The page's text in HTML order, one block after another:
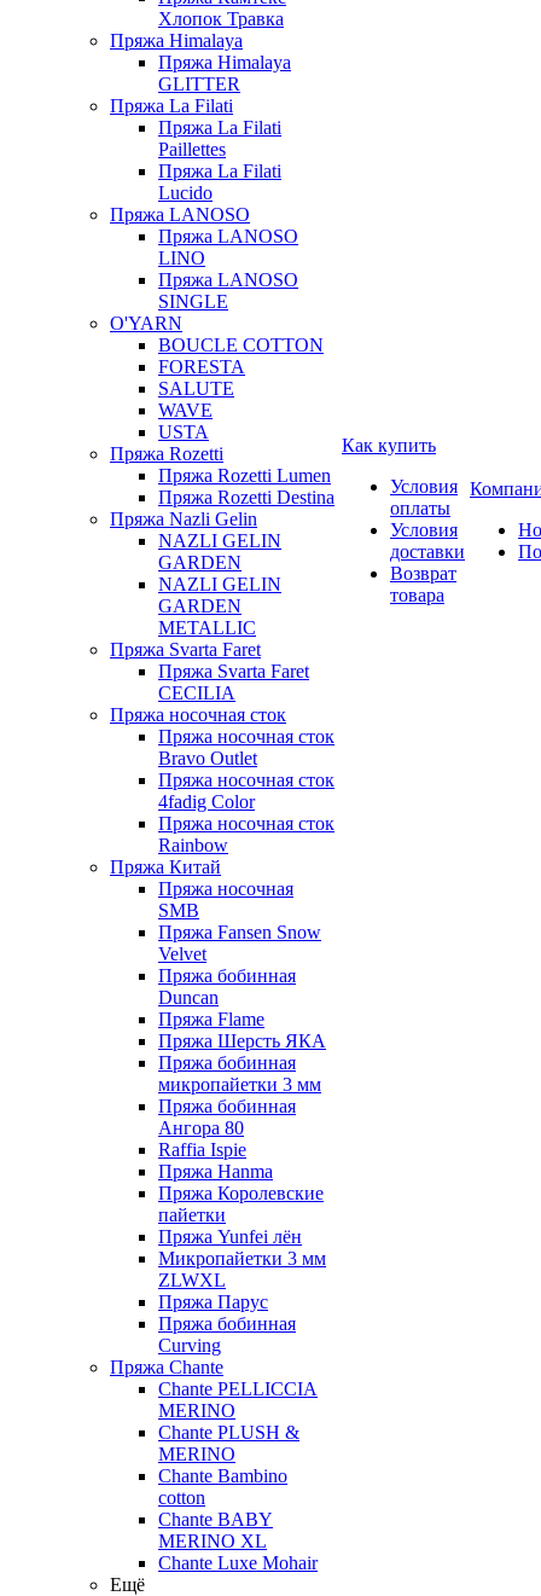
Хлопок Травка
Пряжа Himalaya
Пряжа Himalaya
GLITTER
Пряжа La Filati
Пряжа La Filati
Paillettes
Пряжа La Filati
Lucido
Пряжа LANOSO
Пряжа LANOSO
LINO
Пряжа LANOSO
SINGLE
O'YARN
BOUCLE COTTON
FORESTA
SALUTE
WAVE
USTA
Пряжа Rozetti
Пряжа Rozetti Lumen
Пряжа Rozetti Destina
Пряжа Nazli Gelin
NAZLI GELIN
GARDEN
NAZLI GELIN
GARDEN
METALLIC
Пряжа Svarta Faret
Пряжа Svarta Faret
CECILIA
Пряжа носочная сток
Пряжа носочная сток
Bravo Outlet
Пряжа носочная сток
4fadig Color
Пряжа носочная сток
Rainbow
Пряжа Китай
Пряжа носочная
SMB
Пряжа Fansen Snow
Velvet
Пряжа бобинная
Duncan
Пряжа Flame
Пряжа Шерсть ЯКА
Пряжа бобинная
микропайетки 3 мм
Пряжа бобинная
Ангора 80
Raffia Ispie
Пряжа Hanma
Пряжа Королевские
пайетки
Пряжа Yunfei лён
Микропайетки 3 мм
ZLWXL
Пряжа Парус
Пряжа бобинная
Curving
Пряжа Chante
Chante PELLICCIA
MERINO
Chante PLUSH &
MERINO
Chante Bambino
cotton
Chante BABY
MERINO XL
Chante Luxe Mohair
Ещё
Как купить
Условия
оплаты
Условия
доставки
Возврат
товара